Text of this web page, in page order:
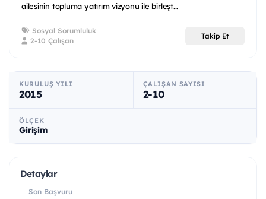
ailesinin topluma yatırım vizyonu ile birleşt...
Sosyal Sorumluluk
2-10 Çalışan
Takip Et
KURULUŞ YILI
2015
ÇALIŞAN SAYISI
2-10
ÖLÇEK
Girişim
Detaylar
Son Başvuru